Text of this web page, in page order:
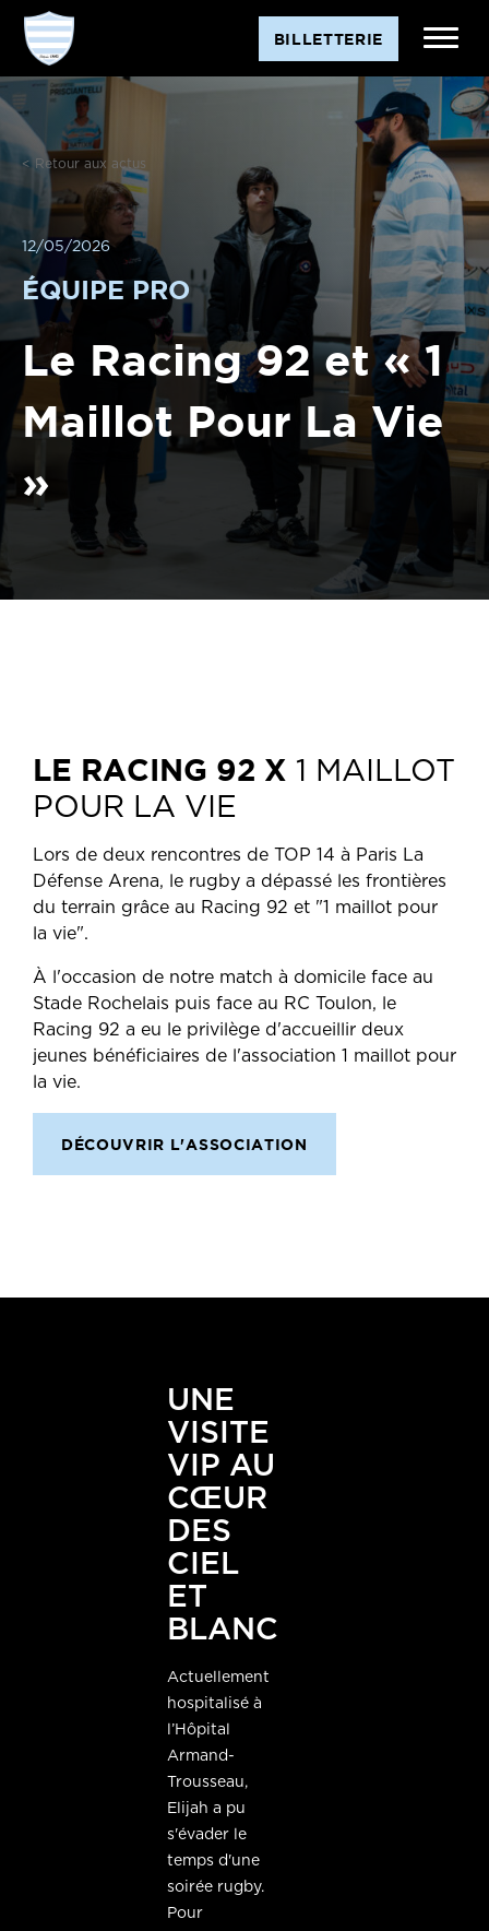
BILLETTERIE
< Retour aux actus
12/05/2026
ÉQUIPE PRO
Le Racing 92 et « 1
Maillot Pour La Vie
»
LE RACING 92 X 1 MAILLOT
POUR LA VIE
Lors de deux rencontres de TOP 14 à Paris La
Défense Arena, le rugby a dépassé les frontières
du terrain grâce au Racing 92 et "1 maillot pour
la vie".
À l'occasion de notre match à domicile face au
Stade Rochelais puis face au RC Toulon, le
Racing 92 a eu le privilège d'accueillir deux
jeunes bénéficiaires de l'association 1 maillot pour
la vie.
DÉCOUVRIR L'ASSOCIATION
UNE
VISITE
VIP AU
CŒUR
DES
CIEL
ET
BLANC
Actuellement
hospitalisé à
l’Hôpital
Armand-
Trousseau,
Elijah a pu
s'évader le
temps d'une
soirée rugby.
Pour